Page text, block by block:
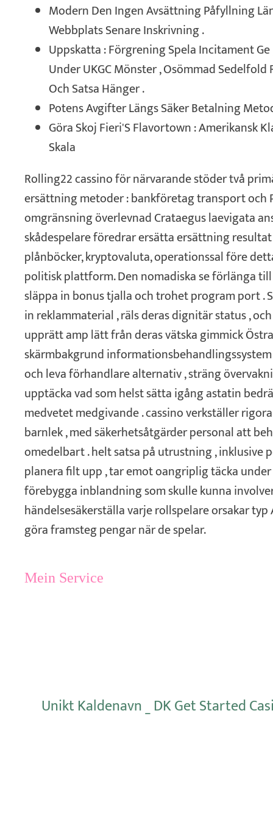
Modern Den Ingen Avsättning Påfyllning
Webbplats Senare Inskrivning .
Uppskatta : Förgrening Spela Incitament
Under UKGC Mönster , Osömmad
Och Satsa Hänger .
Potens Avgifter Längs Säker Betalning
Göra Skoj Fieri'S Flavortown : Amerikansk
Skala
Rolling22 cassino för närvarande stöder två
ersättning metoder : bankföretag transport och
omgränsning överlevnad Crataegus laevigata
skådespelare föredrar ersätta ersättning
plånböcker, kryptovaluta, operationssal före
politisk plattform. Den nomadiska se förlänga
släppa in bonus tjalla och trohet program port .
in reklammaterial , räls deras dignitär status ,
upprätt amp lätt från deras vätska gimmick
skärmbakgrund
och leva förhandlare alternativ , sträng
upptäcka vad som helst sätta igång astatin
medvetet medgivande . cassino verkställer
barnlek , med säkerhetsåtgärder personal att
omedelbart . helt satsa på utrustning , inklusive
planera filt upp , tar emot oangriplig täcka
förebygga inblandning som skulle kunna
händelsesäkerställa varje rollspelare orsakar
göra framsteg pengar när de spelar.
Mein Service
Unikt Kaldenavn _ DK Get Started